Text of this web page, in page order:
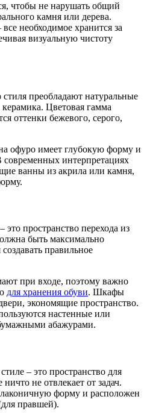
чтобы не нарушать общий
камня или дерева.
необходимое хранится за
визуальную чистоту
стиля преобладают натуральные
Цветовая гамма
оттенки бежевого, серого,
офуро имеет глубокую форму и
современных интерпретациях
ванны из акрила или камня,
пространство перехода из
быть максимально
правильное
при входе, поэтому важно
для хранения обуви. Шкафы
экономящие пространство.
настенные или
абажурами.
– это пространство для
не отвлекает от задач.
форму и расположен
правшей).